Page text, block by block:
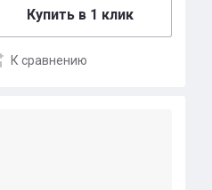
Купить в 1 клик
К сравнению